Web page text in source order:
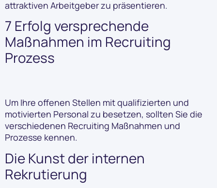
attraktiven Arbeitgeber zu präsentieren.
7 Erfolg versprechende
Maßnahmen im Recruiting
Prozess
Um Ihre offenen Stellen mit qualifizierten und
motivierten Personal zu besetzen, sollten Sie die
verschiedenen Recruiting Maßnahmen und
Prozesse kennen.
Die Kunst der internen
Rekrutierung